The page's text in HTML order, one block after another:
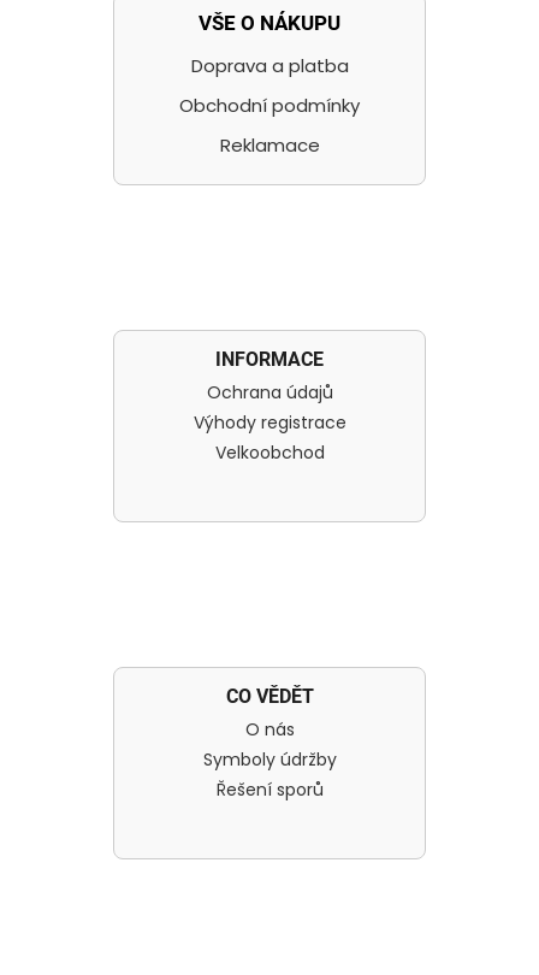
VŠE O NÁKUPU
Doprava a platba
Obchodní podmínky
Reklamace
INFORMACE
Ochrana údajů
Výhody registrace
Velkoobchod
CO VĚDĚT
O nás
Symboly údržby
Řešení sporů